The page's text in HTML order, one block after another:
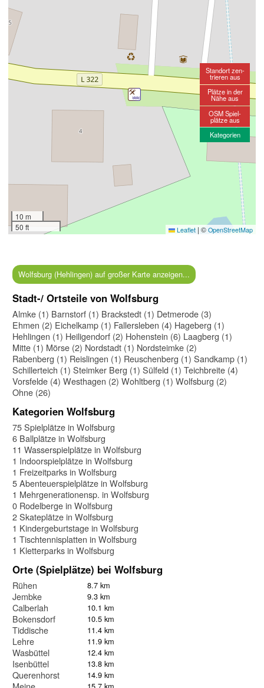
10 m
50 ft
Leaflet | © OpenStreetMap
Standort zen-
trieren aus
Plätze in der
Nähe aus
OSM Spiel-
plätze aus
Kategorien
Wolfsburg (Hehlingen) auf großer Karte anzeigen...
Stadt-/ Ortsteile von Wolfsburg
Almke (1) Barnstorf (1) Brackstedt (1) Detmerode (3)
Ehmen (2) Eichelkamp (1) Fallersleben (4) Hageberg (1)
Hehlingen (1) Heiligendorf (2) Hohenstein (6) Laagberg (1)
Mitte (1) Mörse (2) Nordstadt (1) Nordsteimke (2)
Rabenberg (1) Reislingen (1) Reuschenberg (1) Sandkamp (1)
Schillerteich (1) Steimker Berg (1) Sülfeld (1) Teichbreite (4)
Vorsfelde (4) Westhagen (2) Wohltberg (1) Wolfsburg (2)
Ohne (26)
Kategorien Wolfsburg
75 Spielplätze in Wolfsburg
6 Ballplätze in Wolfsburg
11 Wasserspielplätze in Wolfsburg
1 Indoorspielplätze in Wolfsburg
1 Freizeitparks in Wolfsburg
5 Abenteuerspielplätze in Wolfsburg
1 Mehrgenerationensp. in Wolfsburg
0 Rodelberge in Wolfsburg
2 Skateplätze in Wolfsburg
1 Kindergeburtstage in Wolfsburg
1 Tischtennisplatten in Wolfsburg
1 Kletterparks in Wolfsburg
Orte (Spielplätze) bei Wolfsburg
Rühen 8.7 km
Jembke 9.3 km
Calberlah 10.1 km
Bokensdorf 10.5 km
Tiddische 11.4 km
Lehre 11.9 km
Wasbüttel 12.4 km
Isenbüttel 13.8 km
Querenhorst 14.9 km